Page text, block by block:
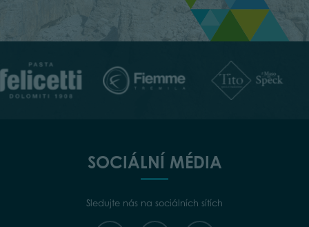
SOCIÁLNÍ MÉDIA
Sledujte nás na sociálních sítích